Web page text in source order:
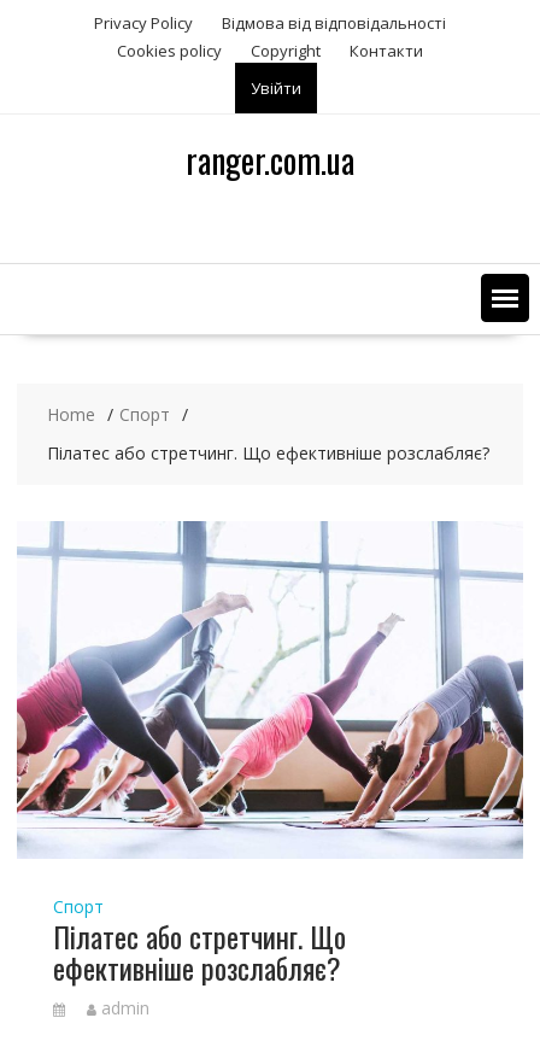
t
Privacy Policy
Відмова від відповідальності
Сookies policy
Copyright
Контакти
Увійти
ranger.com.ua
Home
Спорт
Пілатес або стретчинг. Що ефективніше розслабляє?
Спорт
Пілатес або стретчинг. Що
ефективніше розслабляє?
admin